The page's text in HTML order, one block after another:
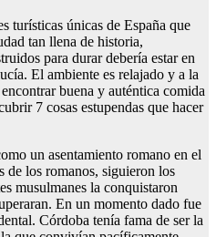
turísticas únicas de España que
tan llena de historia,
para durar debería estar en
El ambiente es relajado y a la
buena y auténtica comida
7 cosas estupendas que hacer
un asentamiento romano en el
de los romanos, siguieron los
musulmanes la conquistaron
En un momento dado fue
Córdoba tenía fama de ser la